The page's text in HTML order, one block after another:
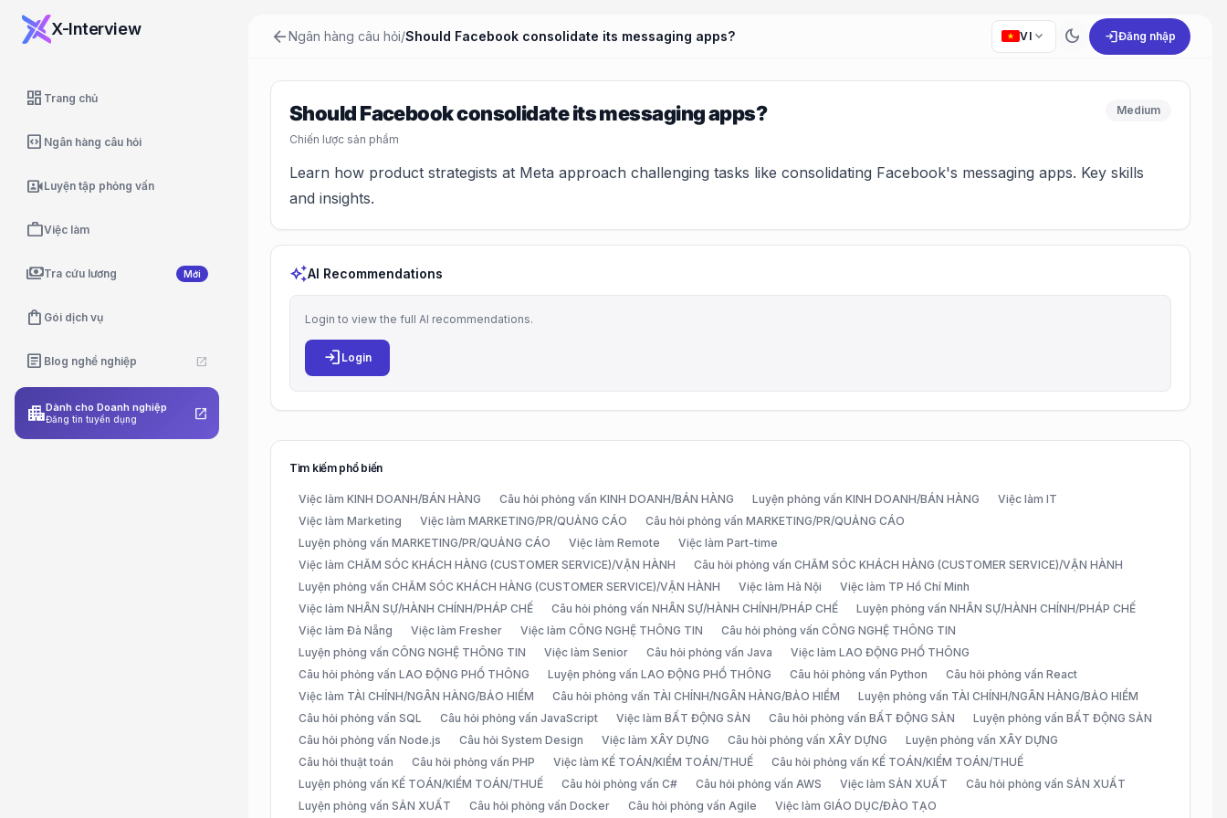
X-Interview
dashboard Trang chủ
code_blocks Ngân hàng câu hỏi
video_camera_frontLuyện tập phỏng vấn
workViệc làm
paymentsTra cứu lương Mới
shopping_bag Gói dịch vụ
article Blog nghề nghiệp open_in_new
apartmentDành cho Doanh nghiệp
Đăng tin tuyển dụng open_in_new
arrow_backNgân hàng câu hỏi/Should Facebook consolidate its messaging apps? VI expand_more dark_mode loginĐăng nhập
Should Facebook consolidate its messaging apps?
Chiến lược sản phẩm
Medium
Learn how product strategists at Meta approach challenging tasks like consolidating Facebook's messaging apps. Key skills
and insights.
auto_awesomeAI Recommendations
Login to view the full AI recommendations.
login Login
Tìm kiếm phổ biến
Việc làm KINH DOANH/BÁN HÀNG Câu hỏi phỏng vấn KINH DOANH/BÁN HÀNG Luyện phỏng vấn KINH DOANH/BÁN HÀNG
Việc làm IT
Việc làm Marketing
Việc làm MARKETING/PR/QUẢNG CÁO
Câu hỏi phỏng vấn MARKETING/PR/QUẢNG CÁO
Luyện phỏng vấn MARKETING/PR/QUẢNG CÁO
Việc làm Remote
Việc làm Part-time
Việc làm CHĂM SÓC KHÁCH HÀNG (CUSTOMER SERVICE)/VẬN HÀNH
Câu hỏi phỏng vấn CHĂM SÓC KHÁCH HÀNG (CUSTOMER SERVICE)/VẬN HÀNH
Luyện phỏng vấn CHĂM SÓC KHÁCH HÀNG (CUSTOMER SERVICE)/VẬN HÀNH
Việc làm Hà Nội
Việc làm TP Hồ Chí Minh
Việc làm NHÂN SỰ/HÀNH CHÍNH/PHÁP CHẾ
Câu hỏi phỏng vấn NHÂN SỰ/HÀNH CHÍNH/PHÁP CHẾ
Luyện phỏng vấn NHÂN SỰ/HÀNH CHÍNH/PHÁP CHẾ
Việc làm Đà Nẵng
Việc làm Fresher Việc làm CÔNG NGHỆ THÔNG TIN
Câu hỏi phỏng vấn CÔNG NGHỆ THÔNG TIN
Luyện phỏng vấn CÔNG NGHỆ THÔNG TIN
Việc làm Senior Câu hỏi phỏng vấn Java
Việc làm LAO ĐỘNG PHỔ THÔNG
Câu hỏi phỏng vấn LAO ĐỘNG PHỔ THÔNG
Luyện phỏng vấn LAO ĐỘNG PHỔ THÔNG Câu hỏi phỏng vấn Python
Câu hỏi phỏng vấn React
Việc làm TÀI CHÍNH/NGÂN HÀNG/BẢO HIỂM
Câu hỏi phỏng vấn TÀI CHÍNH/NGÂN HÀNG/BẢO HIỂM
Luyện phỏng vấn TÀI CHÍNH/NGÂN HÀNG/BẢO HIỂM
Câu hỏi phỏng vấn SQL
Câu hỏi phỏng vấn JavaScript Việc làm BẤT ĐỘNG SẢN Câu hỏi phỏng vấn BẤT ĐỘNG SẢN
Luyện phỏng vấn BẤT ĐỘNG SẢN
Câu hỏi phỏng vấn Node.js
Câu hỏi System Design Việc làm XÂY DỰNG Câu hỏi phỏng vấn XÂY DỰNG
Luyện phỏng vấn XÂY DỰNG
Câu hỏi thuật toán
Câu hỏi phỏng vấn PHP Việc làm KẾ TOÁN/KIỂM TOÁN/THUẾ
Câu hỏi phỏng vấn KẾ TOÁN/KIỂM TOÁN/THUẾ
Luyện phỏng vấn KẾ TOÁN/KIỂM TOÁN/THUẾ
Câu hỏi phỏng vấn C# Câu hỏi phỏng vấn AWS Việc làm SẢN XUẤT
Câu hỏi phỏng vấn SẢN XUẤT
Luyện phỏng vấn SẢN XUẤT
Câu hỏi phỏng vấn Docker Câu hỏi phỏng vấn Agile Việc làm GIÁO DỤC/ĐÀO TẠO